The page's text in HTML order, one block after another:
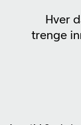
Hver
trenge